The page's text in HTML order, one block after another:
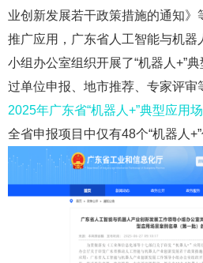
业创新发展若干政策措施的通知》
推广应用，广东省人工智能与机器
小组办公室组织开展了“机器人+”
过单位申报、地市推荐、专家评审
2025年广东省“机器人+”典型应用
全省申报项目中仅有48个“机器人+”